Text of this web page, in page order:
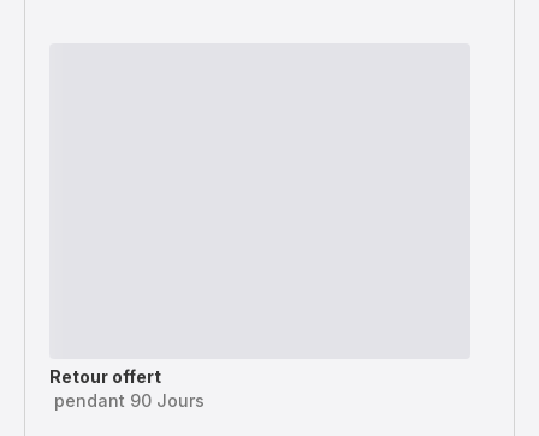
Retour offert
pendant 90 Jours